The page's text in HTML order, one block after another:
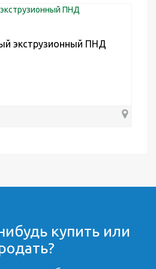
экструзионный ПНД
купить или